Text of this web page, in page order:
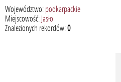
Województwo: podkarpackie
Miejscowość: Jasło
Znalezionych rekordów:0